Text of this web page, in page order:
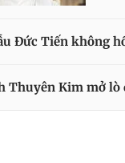
Đức Tiến không
Thuyên Kim mở lò